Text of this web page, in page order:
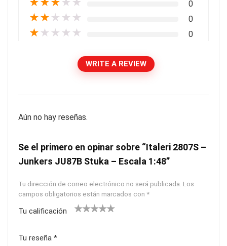
★★★ ★ ★ 0
★★ ★ ★ ★ 0
★ ★ ★ ★ ★ 0
WRITE A REVIEW
Aún no hay reseñas.
Se el primero en opinar sobre “Italeri 2807S –
Junkers JU87B Stuka – Escala 1:48”
Tu dirección de correo electrónico no será publicada. Los
campos obligatorios están marcados con *
Tu calificación
Tu reseña *